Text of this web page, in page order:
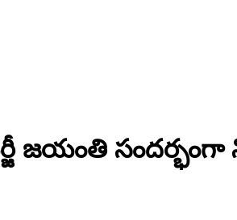
జయంతి సందర్భంగా